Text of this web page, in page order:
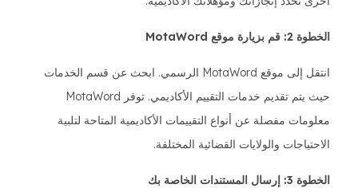
الخطوة 2: قم بزيارة موقع MotaWord
انتقل إلى موقع MotaWord الرسمي. ابحث عن قسم الخدمات
حيث يتم تقديم خدمات التقييم الأكاديمي. توفر MotaWord
معلومات مفصلة عن أنواع التقييمات الأكاديمية المتاحة لتلبية
الاحتياجات والولايات القضائية المختلفة.
الخطوة 3: إرسال المستندات الخاصة بك